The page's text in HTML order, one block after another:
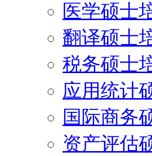
医学硕士
翻译硕士
税务硕士
应用统计
国际商务
资产评估